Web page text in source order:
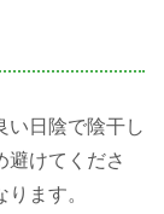
い日陰で陰干し
避けてくださ
ます。